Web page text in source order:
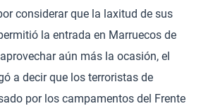
considerar que la laxitud de sus
la entrada en Marruecos de
aún más la ocasión, el
a decir que los terroristas de
por los campamentos del Frente